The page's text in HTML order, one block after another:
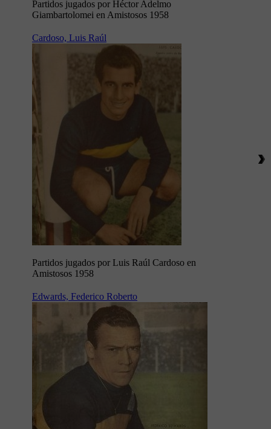
Partidos jugados por Héctor Adelmo
Giambartolomei en Amistosos 1958
Cardoso, Luis Raúl
Partidos jugados por Luis Raúl Cardoso en
Amistosos 1958
Edwards, Federico Roberto